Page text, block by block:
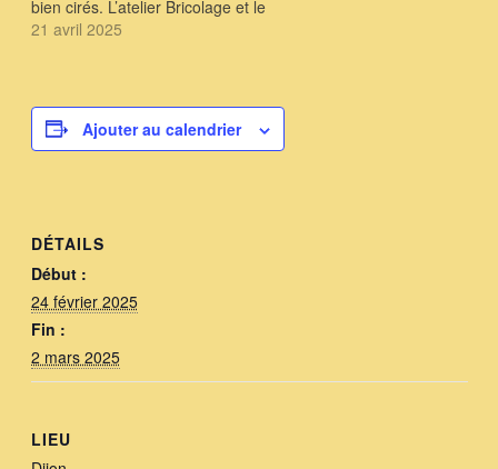
bien cirés. L’atelier Bricolage et le
groupe Peinture Naturelle à l’Ocre
21 avril 2025
Ajouter au calendrier
DÉTAILS
Début :
24 février 2025
Fin :
2 mars 2025
LIEU